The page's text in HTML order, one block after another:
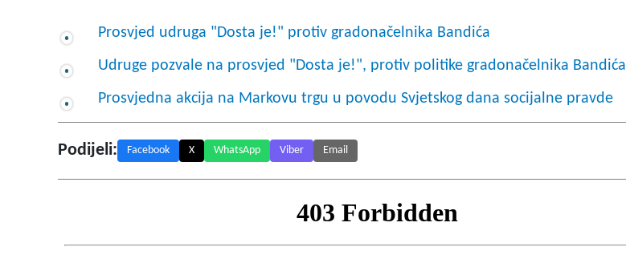
Prosvjed udruga "Dosta je!" protiv gradonačelnika Bandića
Udruge pozvale na prosvjed "Dosta je!", protiv politike gradonačelnika Bandića
Prosvjedna akcija na Markovu trgu u povodu Svjetskog dana socijalne pravde
Podijeli: Facebook X WhatsApp Viber Email